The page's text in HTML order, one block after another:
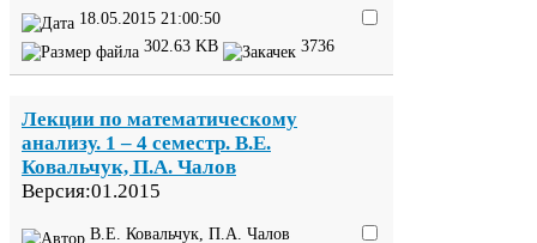
18 05 2015 21:00:50
302 63 KB 3736
Лекции по математическому
анализу. 1 – 4 семестр. В.Е.
Ковальчук, П.А. Чалов
Версия:01.2015
В.Е. Ковальчук, П.А. Чалов